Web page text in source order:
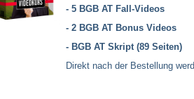
- 5 BGB AT Fall-Videos
- 2 BGB AT Bonus Videos
- BGB AT Skript (89 Seiten)
Direkt nach der Bestellung